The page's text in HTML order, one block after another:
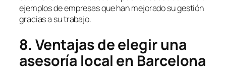
ejemplos de empresas que han mejorado su gestión
gracias a su trabajo.
8. Ventajas de elegir una
asesoría local en Barcelona